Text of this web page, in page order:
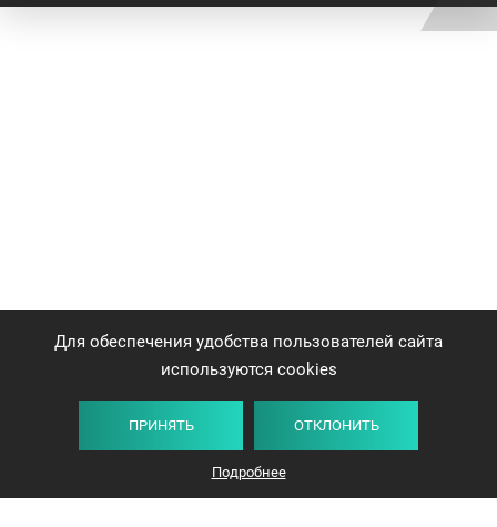
Для обеспечения удобства пользователей сайта
используются cookies
ПРИНЯТЬ ОТКЛОНИТЬ
Подробнее